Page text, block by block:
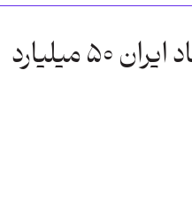
مهاجرت نخبگان به اقتصاد ایران ۵۰ میلیارد